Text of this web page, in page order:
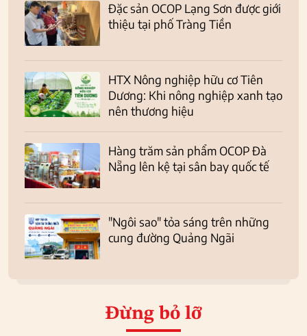
Đặc sản OCOP Lạng Sơn được giới
thiệu tại phố Tràng Tiền
HTX Nông nghiệp hữu cơ Tiên
Dương: Khi nông nghiệp xanh tạo
nên thương hiệu
Hàng trăm sản phẩm OCOP Đà
Nẵng lên kệ tại sân bay quốc tế
"Ngôi sao" tỏa sáng trên những
cung đường Quảng Ngãi
Đừng bỏ lỡ